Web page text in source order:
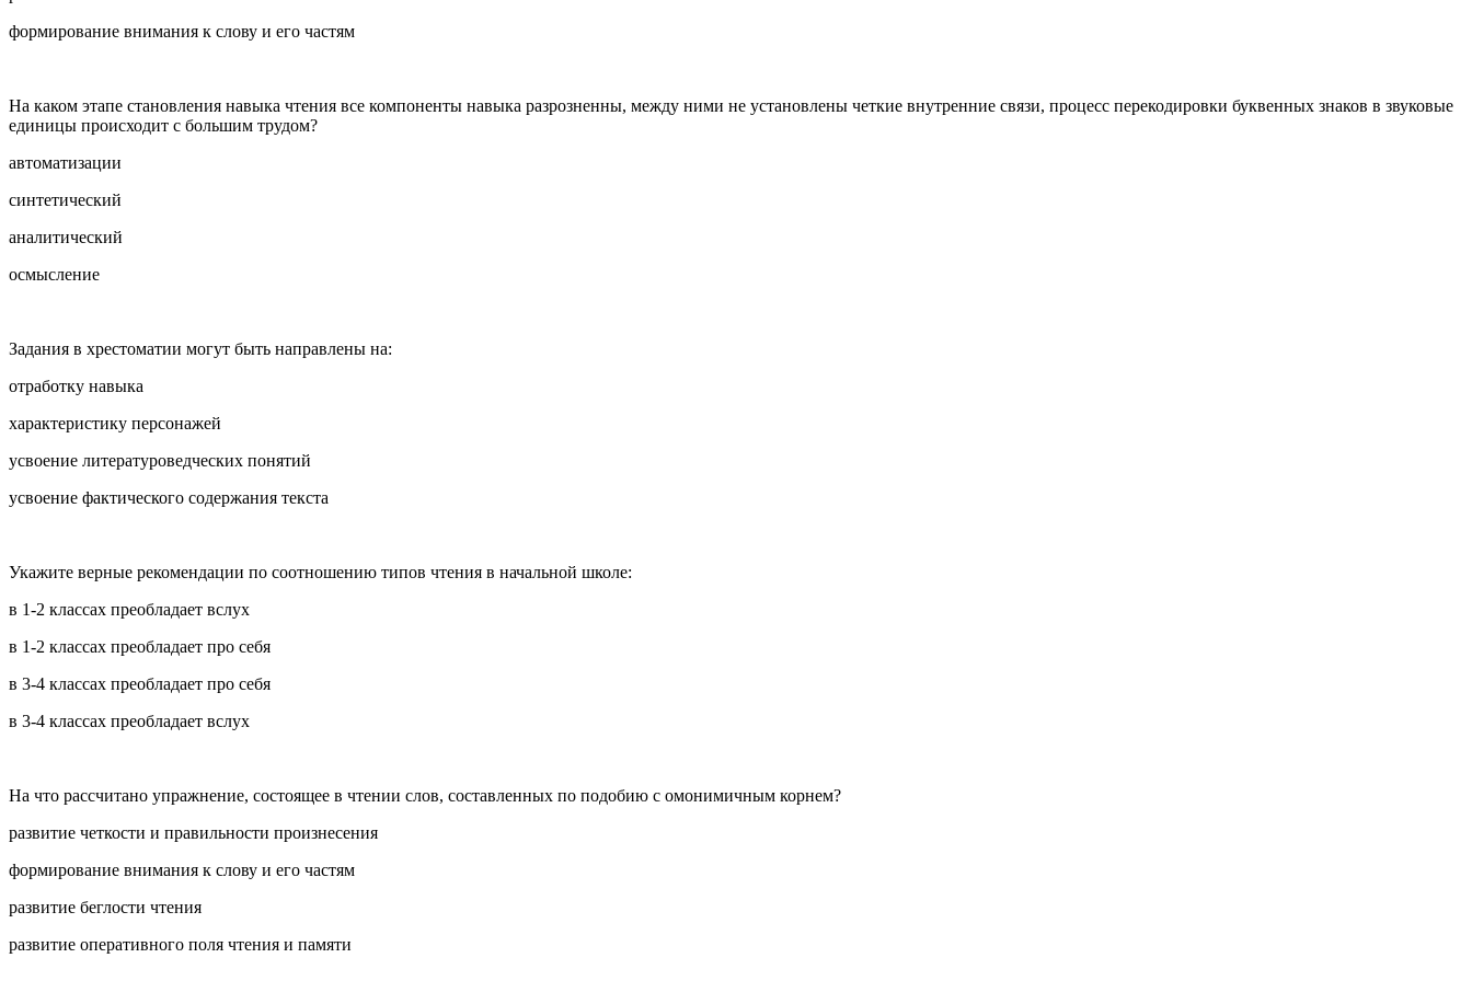
формирование внимания к слову и его частям
На каком этапе становления навыка чтения все компоненты навыка разрозненны, между ними не установлены четкие внутренние связи, процесс перекодировки буквенных знаков в звуковые
единицы происходит с большим трудом?
автоматизации
синтетический
аналитический
осмысление
Задания в хрестоматии могут быть направлены на:
отработку навыка
характеристику персонажей
усвоение литературоведческих понятий
усвоение фактического содержания текста
Укажите верные рекомендации по соотношению типов чтения в начальной школе:
в 1-2 классах преобладает вслух
в 1-2 классах преобладает про себя
в 3-4 классах преобладает про себя
в 3-4 классах преобладает вслух
На что рассчитано упражнение, состоящее в чтении слов, составленных по подобию с омонимичным корнем?
развитие четкости и правильности произнесения
формирование внимания к слову и его частям
развитие беглости чтения
развитие оперативного поля чтения и памяти